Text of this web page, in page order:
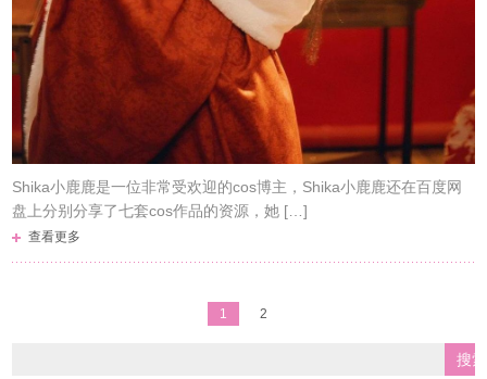
Shika小鹿鹿是一位非常受欢迎的cos博主，Shika小鹿鹿还在百度网
盘上分别分享了七套cos作品的资源，她 […]
查看更多
1 2